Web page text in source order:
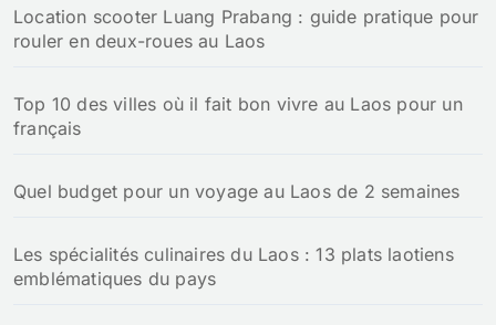
Location scooter Luang Prabang : guide pratique pour
rouler en deux-roues au Laos
Top 10 des villes où il fait bon vivre au Laos pour un
français
Quel budget pour un voyage au Laos de 2 semaines
Les spécialités culinaires du Laos : 13 plats laotiens
emblématiques du pays